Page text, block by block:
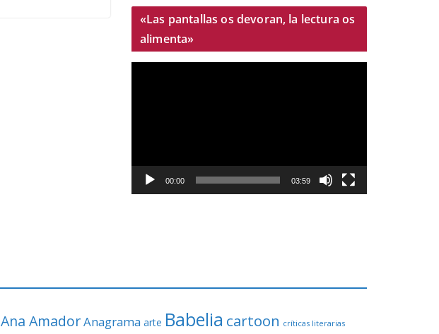
«Las pantallas os devoran, la lectura os
alimenta»
c
í
00:00 03:59
Ana AmadorAnagrama arte Babelia cartoon críticas literarias